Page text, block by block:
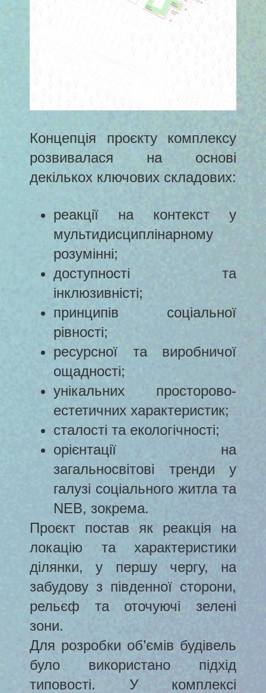
Концепція проєкту комплексу
розвивалася на основі
декількох ключових складових:
реакції на контекст у
мультидисциплінарному
розумінні;
доступності та
інклюзивністі;
принципів соціальної
рівності;
ресурсної та виробничої
ощадності;
унікальних просторово-
естетичних характеристик;
сталості та екологічності;
орієнтації на
загальносвітові тренди у
галузі соціального житла та
NEB, зокрема.
Проєкт постав як реакція на
локацію та характеристики
ділянки, у першу чергу, на
забудову з південної сторони,
рельєф та оточуючі зелені
зони.
Для розробки об’ємів будівель
було використано підхід
типовості. У комплексі